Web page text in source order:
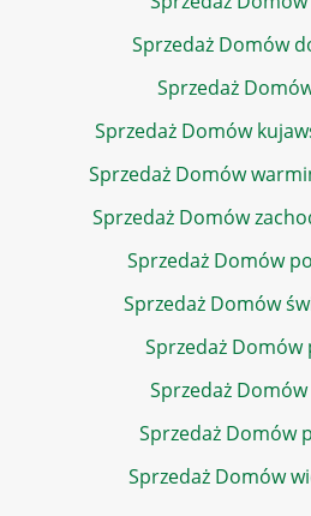
Sprzedaż Domów
Sprzedaż
Sprzedaż Domów
Sprzedaż Domów
Sprzedaż Domów
Sprzedaż Domów
Sprzedaż Domów
Sprzedaż Domów
Sprzedaż
Sprzedaż Domów
Sprzedaż Domów